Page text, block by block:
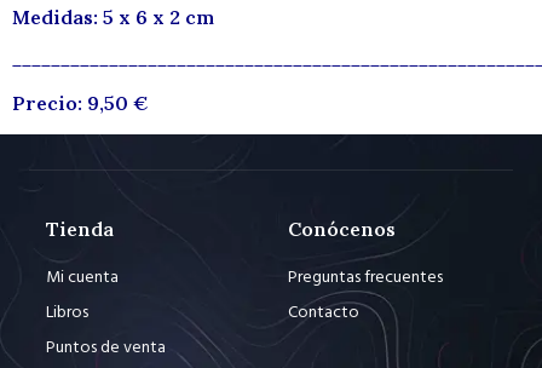
Medidas: 5 x 6 x 2 cm
Precio: 9,50 €
Tienda
Mi cuenta
Libros
Puntos de venta
Conócenos
Preguntas frecuentes
Contacto